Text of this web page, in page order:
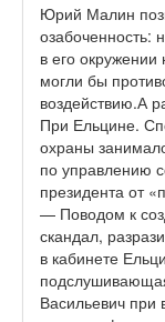
Юрий Малин
озабоченность:
в его
могли бы
воздействию.А
При Ельцине.
охраны
по управлению
президента от
— Поводом к
скандал,
в кабинете
Васильевич